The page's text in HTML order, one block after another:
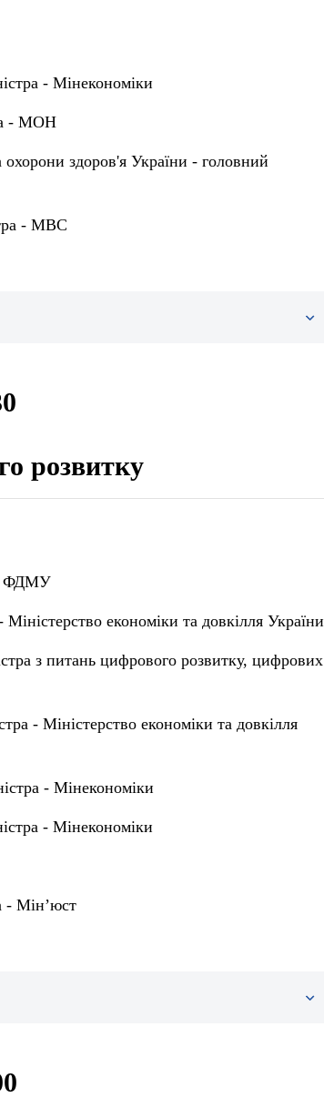
- Мінекономіки
- МОН
здоров'я України - головний
- МВС
розвитку
- ФДМУ
економіки та довкілля України
з питань цифрового розвитку, цифрових
- Міністерство економіки та довкілля
- Мінекономіки
- Мінекономіки
- Мін’юст